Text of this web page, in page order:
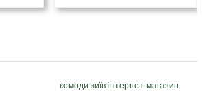
комоди київ інтернет-магазин